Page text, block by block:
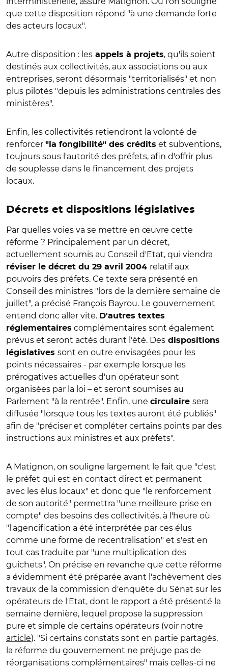
que cette disposition répond "à une demande forte
des acteurs locaux".
Autre disposition : les appels à projets, qu'ils soient
destinés aux collectivités, aux associations ou aux
entreprises, seront désormais "territorialisés" et non
plus pilotés "depuis les administrations centrales des
ministères".
Enfin, les collectivités retiendront la volonté de
renforcer "la fongibilité" des crédits et subventions,
toujours sous l'autorité des préfets, afin d'offrir plus
de souplesse dans le financement des projets
locaux.
Décrets et dispositions législatives
Par quelles voies va se mettre en œuvre cette
réforme ? Principalement par un décret,
actuellement soumis au Conseil d'Etat, qui viendra
réviser le décret du 29 avril 2004 relatif aux
pouvoirs des préfets. Ce texte sera présenté en
Conseil des ministres "lors de la dernière semaine de
juillet", a précisé François Bayrou. Le gouvernement
entend donc aller vite. D'autres textes
réglementaires complémentaires sont également
prévus et seront actés durant l'été. Des dispositions
législatives sont en outre envisagées pour les
points nécessaires - par exemple lorsque les
prérogatives actuelles d'un opérateur sont
organisées par la loi – et seront soumises au
Parlement "à la rentrée". Enfin, une circulaire sera
diffusée "lorsque tous les textes auront été publiés"
afin de "préciser et compléter certains points par des
instructions aux ministres et aux préfets".
A Matignon, on souligne largement le fait que "c'est
le préfet qui est en contact direct et permanent
avec les élus locaux" et donc que "le renforcement
de son autorité" permettra "une meilleure prise en
compte" des besoins des collectivités, à l'heure où
"l'agencification a été interprétée par ces élus
comme une forme de recentralisation" et s'est en
tout cas traduite par "une multiplication des
guichets". On précise en revanche que cette réforme
a évidemment été préparée avant l'achèvement des
travaux de la commission d'enquête du Sénat sur les
opérateurs de l'Etat, dont le rapport a été présenté la
semaine dernière, lequel propose la suppression
pure et simple de certains opérateurs (voir notre
article). "Si certains constats sont en partie partagés,
la réforme du gouvernement ne préjuge pas de
réorganisations complémentaires" mais celles-ci ne